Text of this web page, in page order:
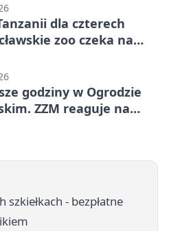
dla czterech
zoo czeka na
godziny w Ogrodzie
ZZM reaguje na
- bezpłatne